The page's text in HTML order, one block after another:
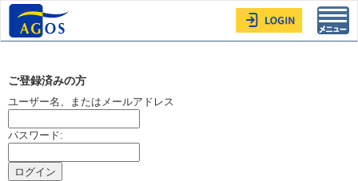
ご登録済みの方
ユーザー名、またはメールアドレス
パスワード: